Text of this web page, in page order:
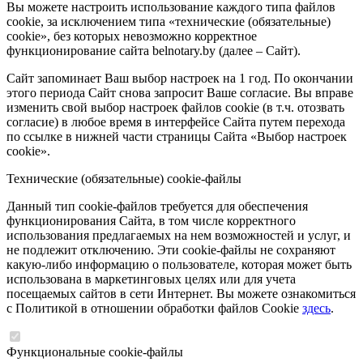
Вы можете настроить использование каждого типа файлов
cookie, за исключением типа «технические (обязательные)
cookie», без которых невозможно корректное
функционирование сайта belnotary.by (далее – Сайт).
Сайт запоминает Ваш выбор настроек на 1 год. По окончании
этого периода Сайт снова запросит Ваше согласие. Вы вправе
изменить свой выбор настроек файлов cookie (в т.ч. отозвать
согласие) в любое время в интерфейсе Сайта путем перехода
по ссылке в нижней части страницы Сайта «Выбор настроек
cookie».
Технические (обязательные) cookie-файлы
Данный тип cookie-файлов требуется для обеспечения
функционирования Сайта, в том числе корректного
использования предлагаемых на нем возможностей и услуг, и
не подлежит отключению. Эти cookie-файлы не сохраняют
какую-либо информацию о пользователе, которая может быть
использована в маркетинговых целях или для учета
посещаемых сайтов в сети Интернет. Вы можете ознакомиться
с Политикой в отношении обработки файлов Cookie здесь.
Функциональные cookie-файлы